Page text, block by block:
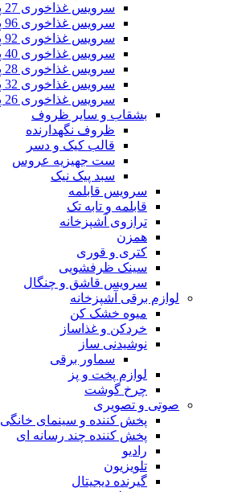
سرویس غذاخوری 27 پارچه
سرویس غذاخوری 96 پارچه
سرویس غذاخوری 92 پارچه
سرویس غذاخوری 40 پارچه
سرویس غذاخوری 28 پارچه
سرویس غذاخوری 32 پارچه
سرویس غذاخوری 26 پارچه
بشقاب و سایر ظروف
ظروف نگهدارنده
قالب کیک و دسر
ست جهیزیه عروس
سبد پیک نیک
سرویس قابلمه
قابلمه و تابه تک
ترازوی آشپزخانه
همزن
کتری و قوری
سینک ظرفشویی
سرویس قاشق و چنگال
لوازم برقی آشپزخانه
میوه خشک کن
خردکن و غذاساز
نوشیدنی ساز
سماور برقی
لوازم پخت و پز
چرخ گوشت
صوتی و تصویری
پخش کننده و سینمای خانگی
پخش کننده چند رسانه ای
رادیو
تلویزیون
گیرنده دیجیتال